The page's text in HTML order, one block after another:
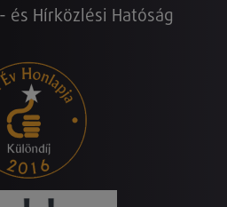
és Hírközlési Hatóság